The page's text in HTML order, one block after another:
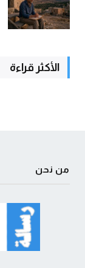
الأكثر قراءة
من نحن